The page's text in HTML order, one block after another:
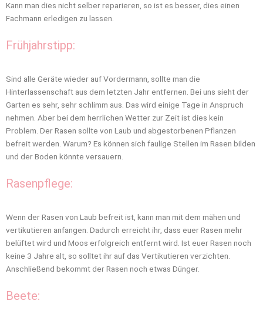
Kann man dies nicht selber reparieren, so ist es besser, dies einen
Fachmann erledigen zu lassen.
Frühjahrstipp:
Sind alle Geräte wieder auf Vordermann, sollte man die
Hinterlassenschaft aus dem letzten Jahr entfernen. Bei uns sieht der
Garten es sehr, sehr schlimm aus. Das wird einige Tage in Anspruch
nehmen. Aber bei dem herrlichen Wetter zur Zeit ist dies kein
Problem. Der Rasen sollte von Laub und abgestorbenen Pflanzen
befreit werden. Warum? Es können sich faulige Stellen im Rasen bilden
und der Boden könnte versauern.
Rasenpflege:
Wenn der Rasen von Laub befreit ist, kann man mit dem mähen und
vertikutieren anfangen. Dadurch erreicht ihr, dass euer Rasen mehr
belüftet wird und Moos erfolgreich entfernt wird. Ist euer Rasen noch
keine 3 Jahre alt, so solltet ihr auf das Vertikutieren verzichten.
Anschließend bekommt der Rasen noch etwas Dünger.
Beete: